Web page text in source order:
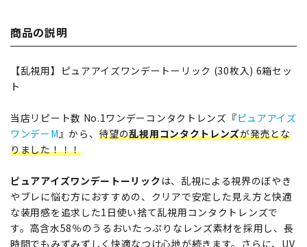
商品の説明
【乱視用】ピュアアイズワンデートーリック (30枚入) 6箱セッ
ト
当店リピート数 No.1ワンデーコンタクトレンズ『ピュアアイズ
ワンデーM』から、待望の乱視用コンタクトレンズが発売とな
りました！！！
ピュアアイズワンデートーリック は、乱視による視界のぼやき
やブレに悩む方におすすめの、クリアで安定した見え方と快適
な装用感を追求した1日使い捨て乱視用コンタクトレンズで
す。高含水58％のうるおいたっぷりなレンズ素材を採用し、長
時間でもみずみずしく快適なつけ心地が続きます。さらに、UV